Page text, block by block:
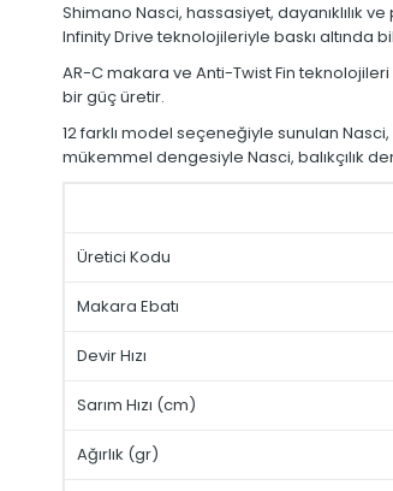
Shimano Nasci, hassasiyet, dayanıklılık
Infinity Drive teknolojileriyle baskı altında
AR-C makara ve Anti-Twist Fin
bir güç üretir.
12 farklı model seçeneğiyle sunulan
mükemmel dengesiyle Nasci, balıkçılık
Üretici Kodu
Makara Ebatı
Devir Hızı
Sarım Hızı (cm)
Ağırlık (gr)